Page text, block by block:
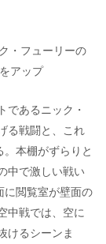
・フューリーの
アップ
であるニック・
る戦闘と、これ
本棚がずらりと
中で激しい戦い
に閲覧室が壁面の
中戦では、空に
けるシーンま